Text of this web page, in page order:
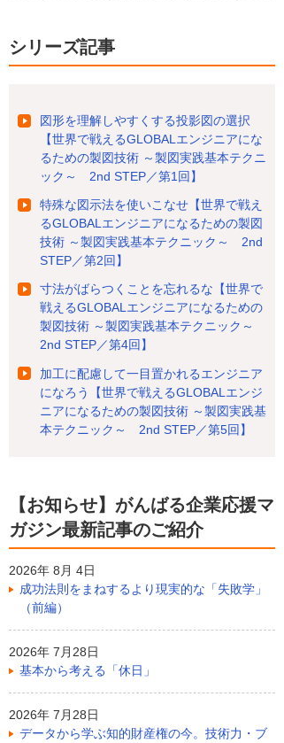
シリーズ記事
図形を理解しやすくする投影図の選択
【世界で戦えるGLOBALエンジニアにな
るための製図技術 ～製図実践基本テクニ
ック～ 2nd STEP／第1回】
特殊な図示法を使いこなせ【世界で戦え
るGLOBALエンジニアになるための製図
技術 ～製図実践基本テクニック～ 2nd
STEP／第2回】
寸法がばらつくことを忘れるな【世界で
戦えるGLOBALエンジニアになるための
製図技術 ～製図実践基本テクニック～
2nd STEP／第4回】
加工に配慮して一目置かれるエンジニア
になろう【世界で戦えるGLOBALエンジ
ニアになるための製図技術 ～製図実践基
本テクニック～ 2nd STEP／第5回】
【お知らせ】がんばる企業応援マ
ガジン最新記事のご紹介
2026年 8月 4日
成功法則をまねするより現実的な「失敗学」
（前編）
2026年 7月28日
基本から考える「休日」
2026年 7月28日
データから学ぶ知的財産権の今。技術力・ブ